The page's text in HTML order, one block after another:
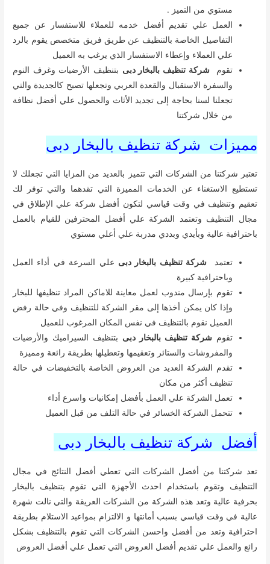
مستوي من التميز .
العمل علي تقديم أفضل خدمه للعملاء للاستفسار عن جميع
التفاصيل الخاصة بالتنظيف عن طريق فريق متخصص يقوم بالرد
علي العملاء وإعطاء الاستفسار الذي يرغب به العميل
تقومشركة تنظيف بالبخار دبى بتنظيف الأرضيات وغرف النوم
والسفرة الاستقبال والقعدة العربي وتجعلها تصبح كالجديدة والتي
تجعلنا لسنا بحاجة إلى تجديد الأثاث والحصول علي أفضل نظافة
من خلال شركتنا
مميزات شركة تنظيف بالبخار دبى
تعتبر شركتنا من الشركات التي تتميز بالعديد من المزايا التي تجعلك لا
تستطيع الاستغناء عن الخدمات المميزة التي تقدهما والتي توفر لك
تعقيم وتنظيف في وقت قياسي لتكون أفضل شركة علي الإطلاق في
مجال التنظيف وتعتمد الشركة علي أفضل المحترفين للقيام بالعمل
باحترافية عالية وبأيدي وبددي مدربة علي أعلي مستوي
تعتمد شركة تنظيف بالبخار دبى علي السرعة في أداء العمل
وباحترافية كبيرة
تقوم بإرسال مندوب لعمل معاينة للاماكن المراد تنظيفها للبخار
وإذا كان يمكن أخذها إلى مقر الشركة للتنظيف وفي حالة رفض
العميل نقوم بالتنظيف في نفس المكان المرغوب للعميل
تقومشركة تنظيف بالبخار دبى بتنظيف السيراميك والأرضيات
والمفروشات والستائر وتعقيمها وتعطيلها بطريقة رائعة ومميزة
تقدم الشركة العديد من العروض الخاصة بالتخفيضات في حالة
تنظيف أكثر من مكان
تعمل الشركة علي العمل بأفضل إمكانيات واسرع أداء
تتحمل الشركة الخسائر في حالة التلف من قبل العميل
أفضل شركة تنظيف بالبخار دبى
تعد شركتنا من أفضل الشركات التي تعطي أفضل النتائج في مجال
التنظيف وتقوم باستخدام احدث الأجهزة التي تقوم بتنظيف بالبخار
بحرفية عالية وتعد هذه الشركة من الشركات العريقة والتي نالت شهرة
عالية في وقت قياسي بسبب أمانتها و الالتزام بمواعيد الاستلام بطريقة
احترافية وتعد من أفضل واحسن الشركات التي تقوم بالتنظيف بشكل
رائع والعمل علي تقديم أفضل العروض التي تعمل علي أفضل العروض